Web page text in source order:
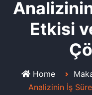
Etkisi
Home
Analizinin İş